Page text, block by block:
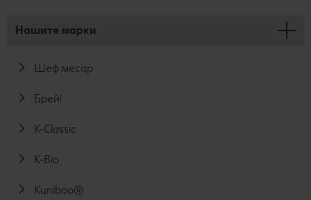
Нашите марки
Шеф месар
Брей!
K-Classic
K-Bio
Kuniboo®